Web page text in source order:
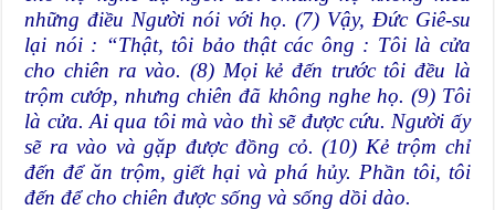
những điều Người nói với họ. (7) Vậy, Đức Giê-su
lại nói : “Thật, tôi bảo thật các ông : Tôi là cửa
cho chiên ra vào. (8) Mọi kẻ đến trước tôi đều là
trộm cướp, nhưng chiên đã không nghe họ. (9) Tôi
là cửa. Ai qua tôi mà vào thì sẽ được cứu. Người ấy
sẽ ra vào và gặp được đồng cỏ. (10) Kẻ trộm chỉ
đến để ăn trộm, giết hại và phá hủy. Phần tôi, tôi
đến để cho chiên được sống và sống dồi dào.